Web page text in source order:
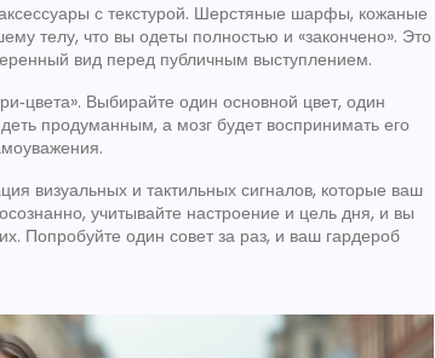
с текстурой. Шерстяные шарфы, кожаные
телу, что вы одеты полностью и «закончено». Это
вид перед публичным выступлением.
Выбирайте один основной цвет, один
продуманным, а мозг будет воспринимать его
визуальных и тактильных сигналов, которые ваш
учитывайте настроение и цель дня, и вы
Попробуйте один совет за раз, и ваш гардероб